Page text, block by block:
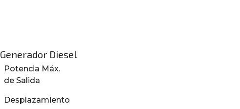
Generador Diesel
Potencia Máx.
de Salida
Desplazamiento